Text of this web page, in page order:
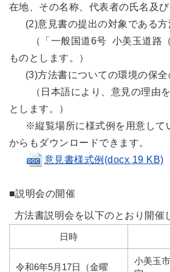
在地、その名称、代表者の氏名及び
(2)意見書の提出の対象である方
（「一般国道6号 小美玉道路（
ものとします。）
(3)方法書についての環境の保全
（日本語により、意見の理由を
とします。）
※縦覧場所に様式例を用意して
からもダウンロードできます。
意見書様式例(docx 19 KB)
■説明会の開催
方法書説明会を以下のとおり開催
日時
令和6年5月17日（金曜
小美玉